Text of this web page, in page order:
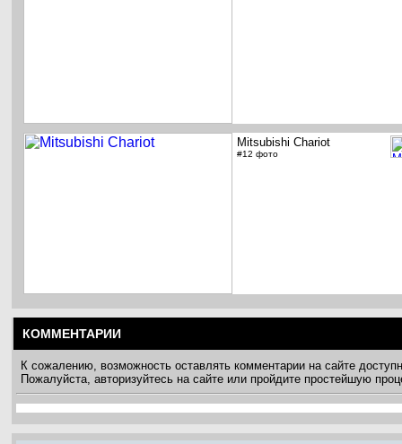
Mitsubishi Chariot
#12 фото
КОММЕНТАРИИ
К сожалению, возможность оставлять комментарии на сайте
Пожалуйста, авторизуйтесь на сайте или пройдите простейшую